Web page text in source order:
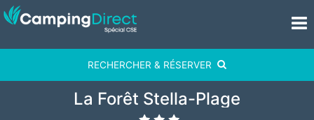
RECHERCHER & RÉSERVER
La Forêt Stella-Plage